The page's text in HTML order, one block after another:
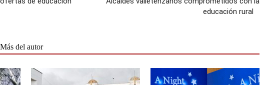
educación rural
Más del autor